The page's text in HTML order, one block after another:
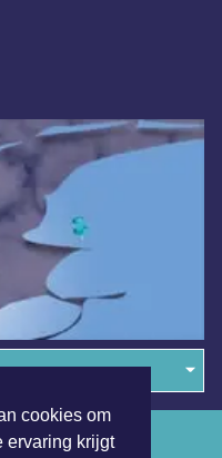
cookies om
ervaring krijgt